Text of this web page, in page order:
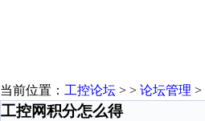
当前位置： 工控论坛 > > 论坛管理 >
工控网积分怎么得